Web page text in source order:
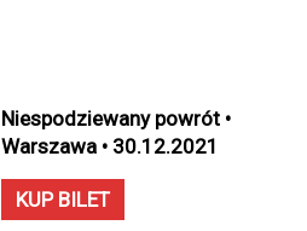
Niespodziewany powrót •
Warszawa • 30.12.2021
KUP BILET